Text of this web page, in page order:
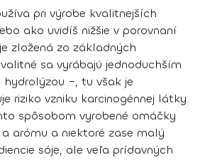
pri výrobe kvalitnejších
ako uvidíš nižšie v porovnaní
zložená zo základných
sa vyrábajú jednoduchším
hydrolýzou –, tu však je
riziko vzniku karcinogénnej látky.
spôsobom vyrobené omáčky
arómu a niektoré zase malý
sóje, ale veľa prídavných